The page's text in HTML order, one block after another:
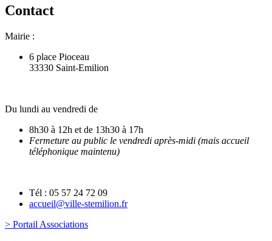
Contact
Mairie :
6 place Pioceau
33330 Saint-Emilion
Du lundi au vendredi de
8h30 à 12h et de 13h30 à 17h
Fermeture au public le vendredi après-midi (mais accueil
téléphonique maintenu)
Tél : 05 57 24 72 09
accueil@ville-stemilion.fr
> Portail Associations